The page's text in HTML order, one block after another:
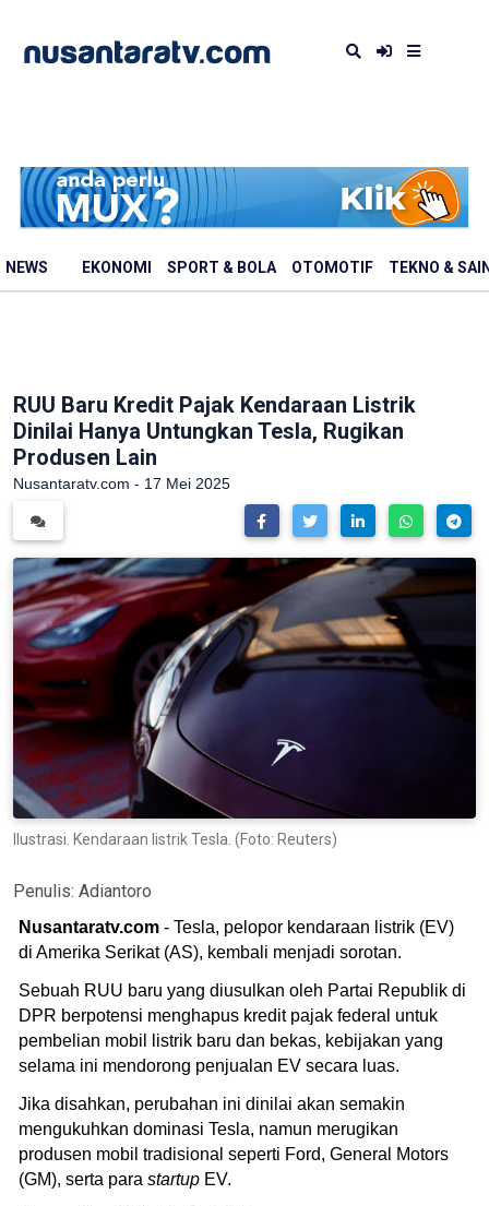
NEWS EKONOMI SPORT & BOLA OTOMOTIF TEKNO &
RUU Baru Kredit Pajak Kendaraan Listrik
Dinilai Hanya Untungkan Tesla, Rugikan
Produsen Lain
Nusantaratv.com - 17 Mei 2025
Ilustrasi. Kendaraan listrik Tesla. (Foto: Reuters)
Penulis: Adiantoro
Nusantaratv.com - Tesla, pelopor kendaraan listrik (EV)
di Amerika Serikat (AS), kembali menjadi sorotan.
Sebuah RUU baru yang diusulkan oleh Partai Republik di
DPR berpotensi menghapus kredit pajak federal untuk
pembelian mobil listrik baru dan bekas, kebijakan yang
selama ini mendorong penjualan EV secara luas.
Jika disahkan, perubahan ini dinilai akan semakin
mengukuhkan dominasi Tesla, namun merugikan
produsen mobil tradisional seperti Ford, General Motors
(GM), serta para startup EV.